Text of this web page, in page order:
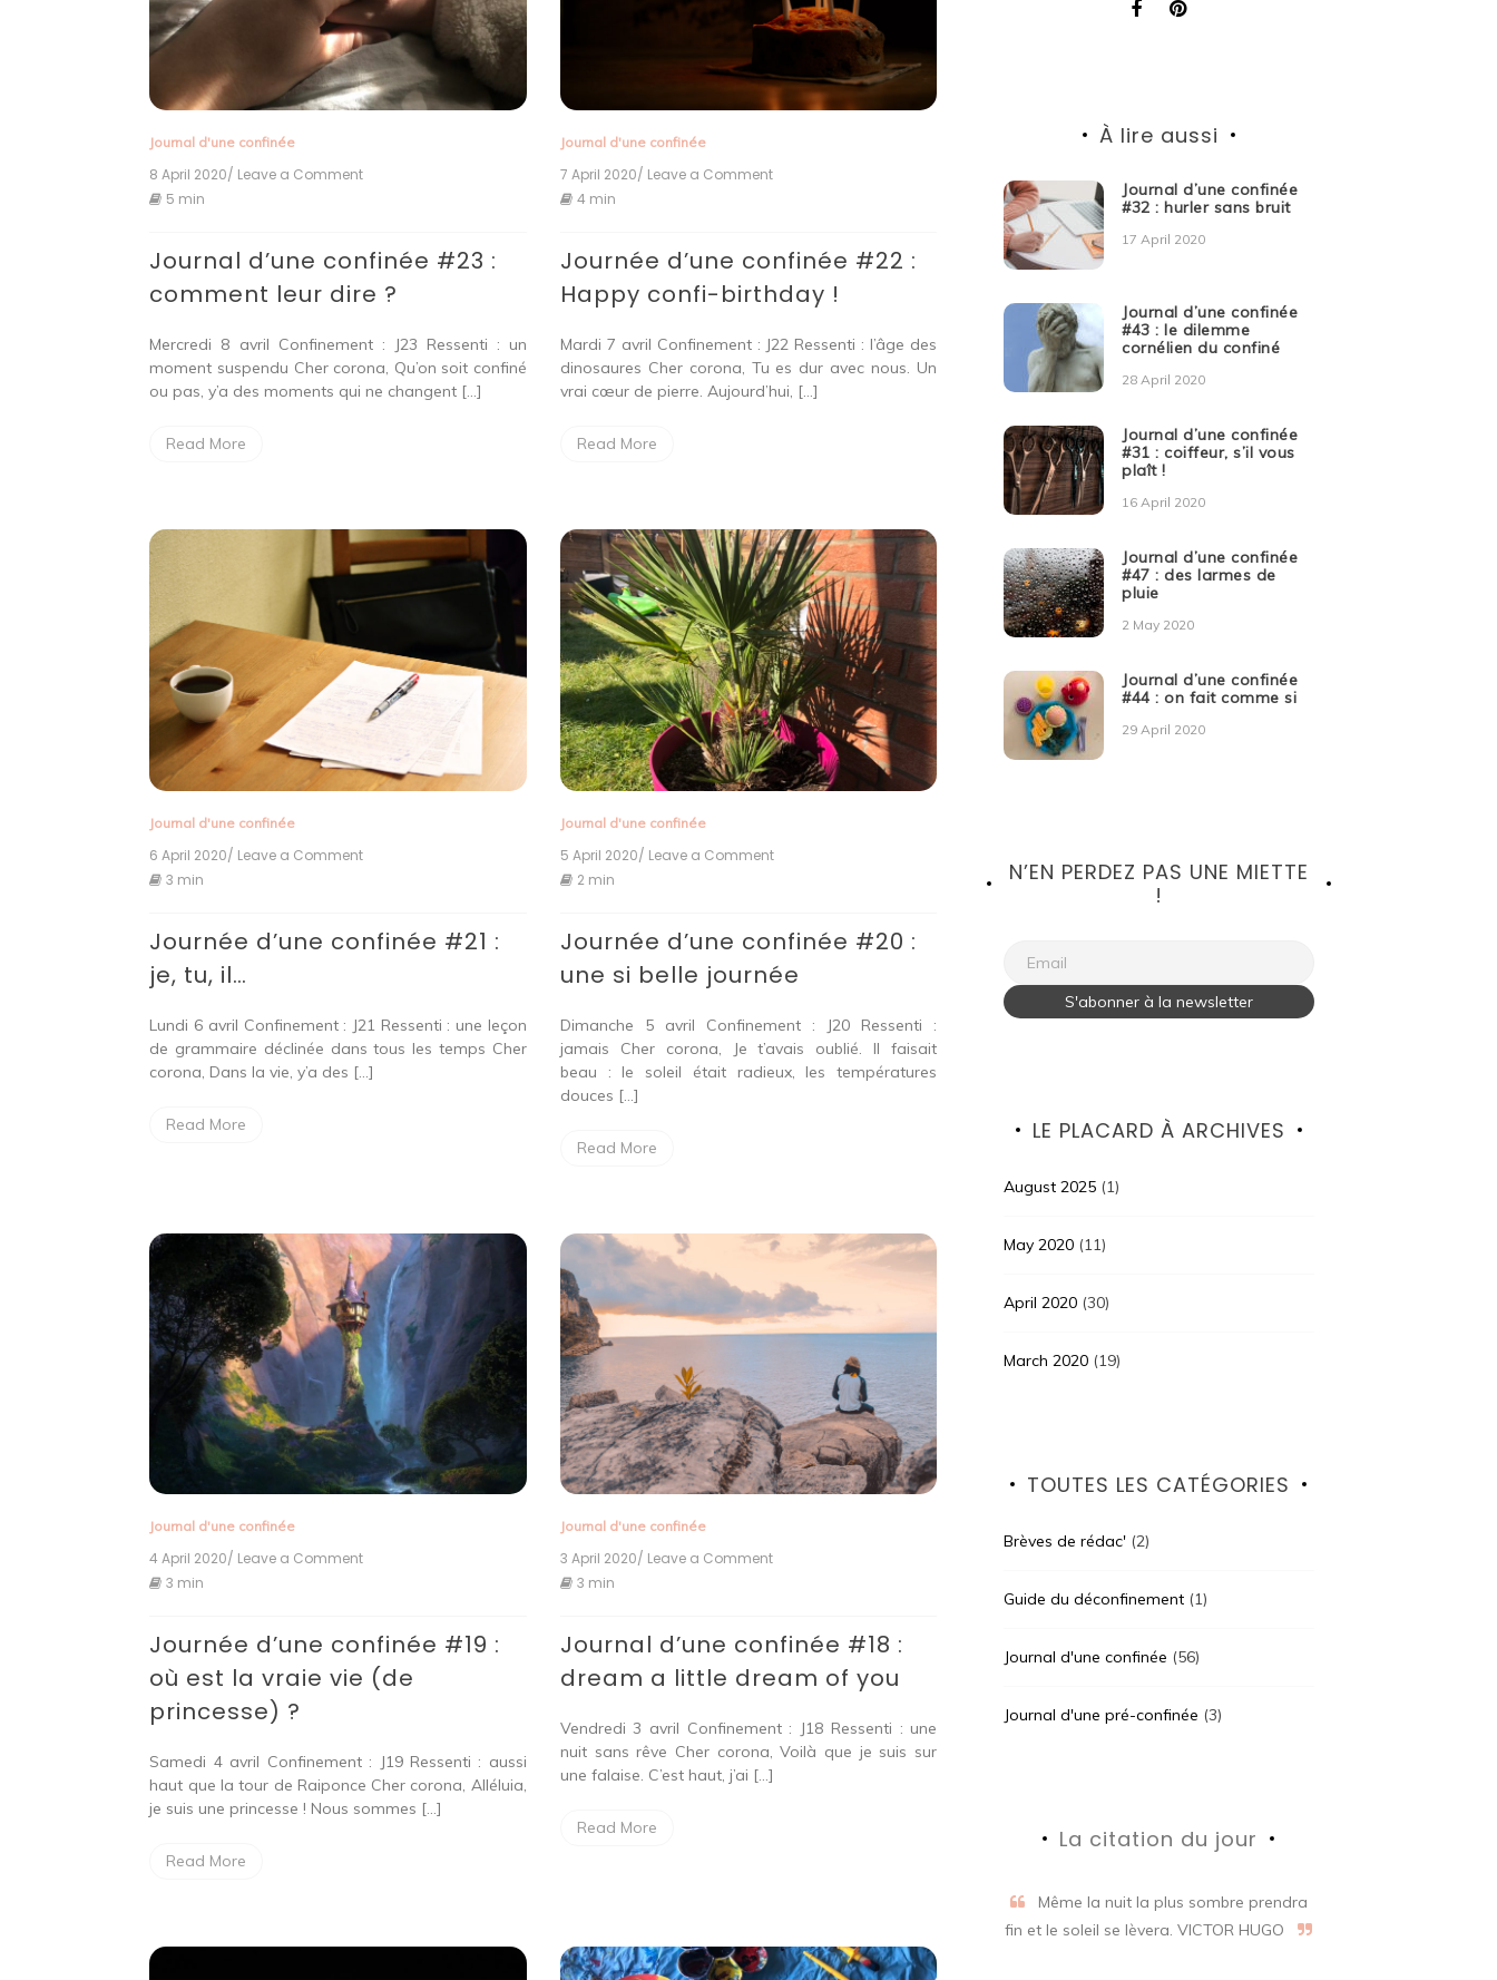
Journal d'une confinée
8 April 2020/ Leave a Comment
#23
:
comment
dire
?
5 min
Journal d’une confinée #23 :
comment leur dire ?
Mercredi 8 avril Confinement : J23 Ressenti : un
moment suspendu Cher corona, Qu’on soit confiné
ou pas, y’a des moments qui ne changent […]
Read More
Journal d'une confinée
7 April 2020/ Leave a Commenton
#22
:
Happy
birthday
!
4 min
Journée d’une confinée #22 :
Happy confi-birthday !
Mardi 7 avril Confinement : J22 Ressenti : l’âge des
dinosaures Cher corona, Tu es dur avec nous. Un
vrai cœur de pierre. Aujourd’hui, […]
Read More
Journal d'une confinée
6 April 2020/ Leave a Comment
#21
:
il…
3 min
Journée d’une confinée #21 :
je, tu, il…
Lundi 6 avril Confinement : J21 Ressenti : une leçon
de grammaire déclinée dans tous les temps Cher
corona, Dans la vie, y’a des […]
Read More
Journal d'une confinée
5 April 2020/ Leave a Commenton
#20
:
une
journée
2 min
Journée d’une confinée #20 :
une si belle journée
Dimanche 5 avril Confinement : J20 Ressenti :
jamais Cher corona, Je t’avais oublié. Il faisait
beau : le soleil était radieux, les températures
douces […]
Read More
Journal d'une confinée
4 April 2020/ Leave a Comment
#19
:
où
vie
(de
princesse)
?
3 min
Journée d’une confinée #19 :
où est la vraie vie (de
princesse) ?
Samedi 4 avril Confinement : J19 Ressenti : aussi
haut que la tour de Raiponce Cher corona, Alléluia,
je suis une princesse ! Nous sommes […]
Read More
Journal d'une confinée
3 April 2020/ Leave a Commenton
#18
:
dream
dream
of
3 min
Journal d’une confinée #18 :
dream a little dream of you
Vendredi 3 avril Confinement : J18 Ressenti : une
nuit sans rêve Cher corona, Voilà que je suis sur
une falaise. C’est haut, j’ai […]
Read More
À lire aussi
Journal d’une confinée
#32 : hurler sans bruit
17 April 2020
Journal d’une confinée
#43 : le dilemme
cornélien du confiné
28 April 2020
Journal d’une confinée
#31 : coiffeur, s’il vous
plaît !
16 April 2020
Journal d’une confinée
#47 : des larmes de
pluie
2 May 2020
Journal d’une confinée
#44 : on fait comme si
29 April 2020
N’EN PERDEZ PAS UNE MIETTE
!
LE PLACARD À ARCHIVES
August 2025 (1)
May 2020 (11)
April 2020 (30)
March 2020 (19)
TOUTES LES CATÉGORIES
Brèves de rédac' (2)
Guide du déconfinement (1)
Journal d'une confinée (56)
Journal d'une pré-confinée (3)
La citation du jour
Même la nuit la plus sombre prendra
fin et le soleil se lèvera. VICTOR HUGO